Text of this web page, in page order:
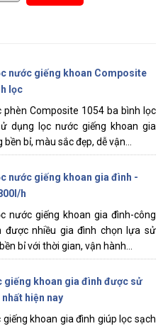
nước giếng khoan Composite
lọc
phèn Composite 1054 ba bình lọc
dụng lọc nước giếng khoan gia
bỉ, màu sắc đẹp, dễ vận...
nước giếng khoan gia đình -
h
nước giếng khoan gia đình-công
được nhiều gia đình chọn lựa sử
bỉ với thời gian, vận hành...
giếng khoan gia đình được sử
hiện nay
giếng khoan gia đình giúp lọc sạch